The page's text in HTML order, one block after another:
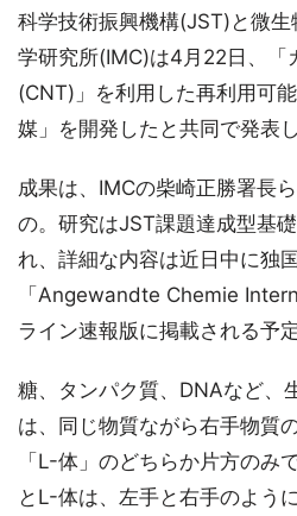
科学技術振興機構(JST)と微
学研究所(IMC)は4月22日、「
(CNT)」を利用した再利用可
媒」を開発したと共同で発表し
成果は、IMCの柴崎正勝署長
の。研究はJST課題達成型基
れ、詳細な内容は近日中に独
「Angewandte Chemie
ライン速報版に掲載される予定
糖、タンパク質、DNAなど、
は、同じ物質ながら右手物質
「L-体」のどちらか片方のみ
とL-体は、左手と右手のよう